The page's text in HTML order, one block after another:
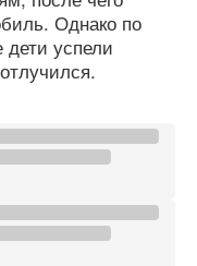
Однако по
дети успели